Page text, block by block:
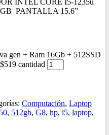
INTEL CORE I5-1235u
PANTALLA 15.6”
gen + Ram 16Gb + 512SSD
cantidad
Computación, Laptop
, 512gb, G8, hp, i5, laptop,